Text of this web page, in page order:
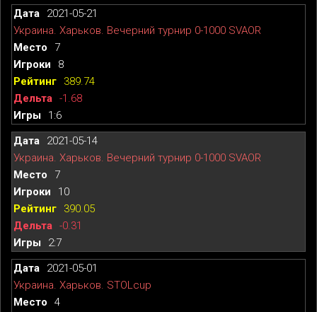
2021-05-21
Украина. Харьков. Вечерний турнир 0-1000 SVAOR
7
8
389.74
-1.68
1:6
2021-05-14
Украина. Харьков. Вечерний турнир 0-1000 SVAOR
7
10
390.05
-0.31
2:7
2021-05-01
Украина. Харьков. STOLcup
4